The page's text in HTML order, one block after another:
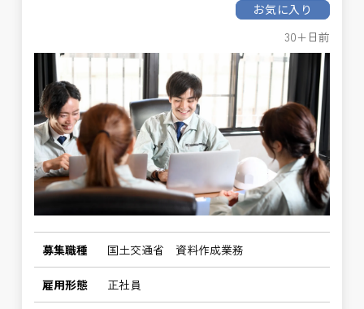
お気に入り
30+日前
募集職種 国土交通省 資料作成業務
雇用形態 正社員